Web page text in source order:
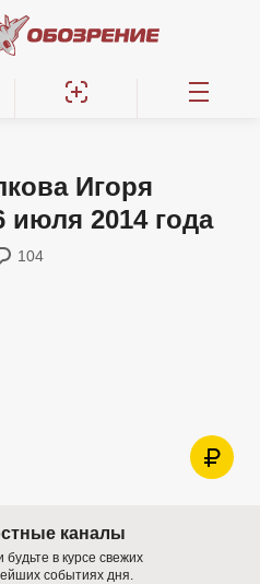
Игоря
июля 2014 года
104
каналы
в курсе свежих
событиях дня.